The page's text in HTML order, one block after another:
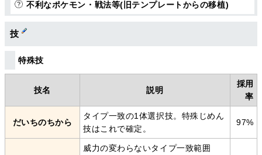
不利なポケモン・戦法等(旧テンプレートからの移植)
技
特殊技
技名 説明
採用
率
だいちのちから
タイプ一致の1体選択技。特殊じめん
技はこれで確定。
97%
威力の変わらないタイプ一致範囲